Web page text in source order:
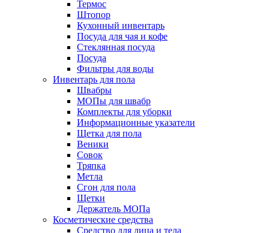
Термос
Штопор
Кухонный инвентарь
Посуда для чая и кофе
Стеклянная посуда
Посуда
Фильтры для воды
Инвентарь для пола
Швабры
МОПы для швабр
Комплекты для уборки
Информационные указатели
Щетка для пола
Веники
Совок
Тряпка
Метла
Сгон для пола
Щетки
Держатель МОПа
Косметические средства
Средство для лица и тела